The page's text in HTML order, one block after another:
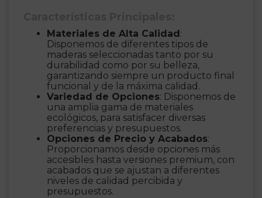
Materiales de Alta Calidad :
Disponemos de diferentes tipos de
maderas seleccionadas tanto por su
durabilidad como por su belleza,
garantizando siempre un producto final
funcional y de la máxima calidad.
Variedad de Opciones: Disponemos de
una amplia gama de materiales
ecológicos, para satisfacer diversas
preferencias y presupuestos.
Opciones de Precio y Acabados:
Proporcionamos desde opciones más
accesibles hasta versiones premium, con
acabados que se ajustan a diferentes
niveles de calidad percibida y
presupuestos.